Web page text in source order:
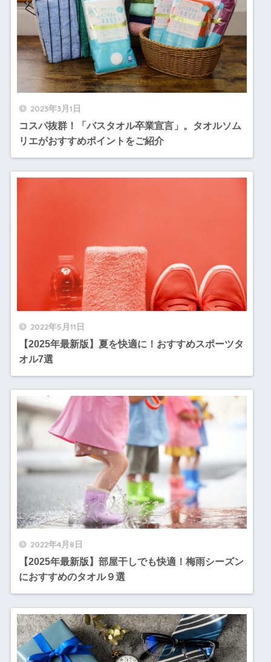
2023年3月1日
コスパ抜群！「バスタオル卒業宣言」。タオルソム
リエがおすすめポイントをご紹介
2022年5月11日
【2025年最新版】夏を快適に！おすすめスポーツタ
オル7選
2022年4月8日
【2025年最新版】部屋干しでも快適！梅雨シーズン
におすすめのタオル９選